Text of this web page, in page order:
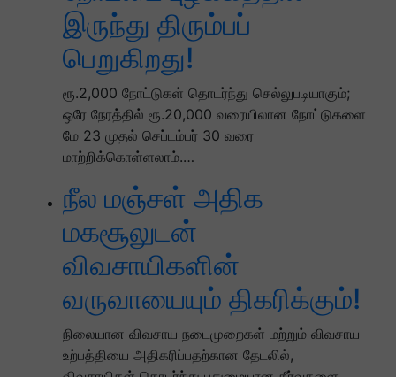
இருந்து திரும்பப்
பெறுகிறது!
ரூ.2,000 நோட்டுகள் தொடர்ந்து செல்லுபடியாகும்;
ஒரே நேரத்தில் ரூ.20,000 வரையிலான நோட்டுகளை
மே 23 முதல் செப்டம்பர் 30 வரை
மாற்றிக்கொள்ளலாம்.…
நீல மஞ்சள் அதிக
மகசூலுடன்
விவசாயிகளின்
வருவாயையும் திகரிக்கும்!
நிலையான விவசாய நடைமுறைகள் மற்றும் விவசாய
உற்பத்தியை அதிகரிப்பதற்கான தேடலில்,